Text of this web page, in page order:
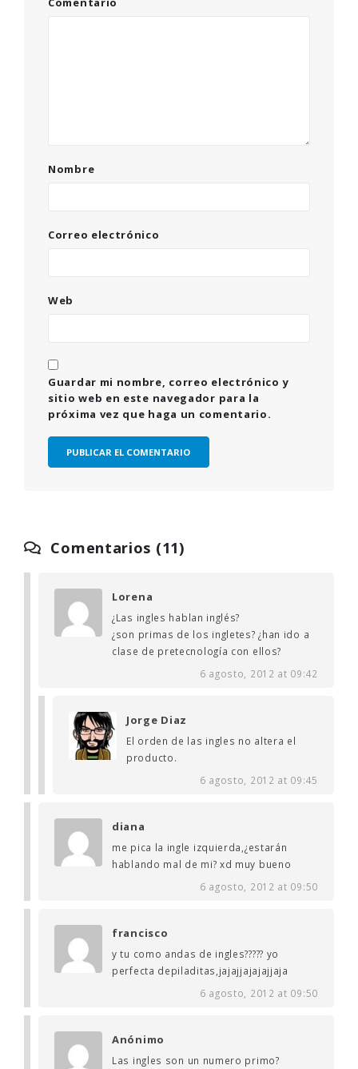
Nombre
Correo electrónico
Web
Guardar mi nombre, correo electrónico y
sitio web en este navegador para la
próxima vez que haga un comentario.
Comentarios (11)
Lorena
¿Las ingles hablan inglés?
¿son primas de los ingletes? ¿han ido a
clase de pretecnología con ellos?
6 agosto, 2012 at 09:42
Jorge Diaz
El orden de las ingles no altera el
producto.
6 agosto, 2012 at 09:45
diana
me pica la ingle izquierda,¿estarán
hablando mal de mi? xd muy bueno
6 agosto, 2012 at 09:50
francisco
y tu como andas de ingles????? yo
perfecta depiladitas,jajajjajajajjaja
6 agosto, 2012 at 09:50
Anónimo
Las ingles son un numero primo?